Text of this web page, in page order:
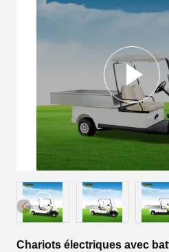
Chariots électriques avec